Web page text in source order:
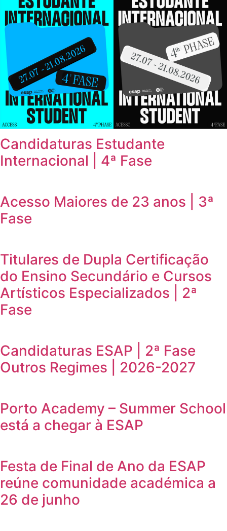
Candidaturas Estudante
Internacional | 4ª Fase
Acesso Maiores de 23 anos | 3ª
Fase
Titulares de Dupla Certificação
do Ensino Secundário e Cursos
Artísticos Especializados | 2ª
Fase
Candidaturas ESAP | 2ª Fase
Outros Regimes | 2026-2027
Porto Academy – Summer School
está a chegar à ESAP
Festa de Final de Ano da ESAP
reúne comunidade académica a
26 de junho